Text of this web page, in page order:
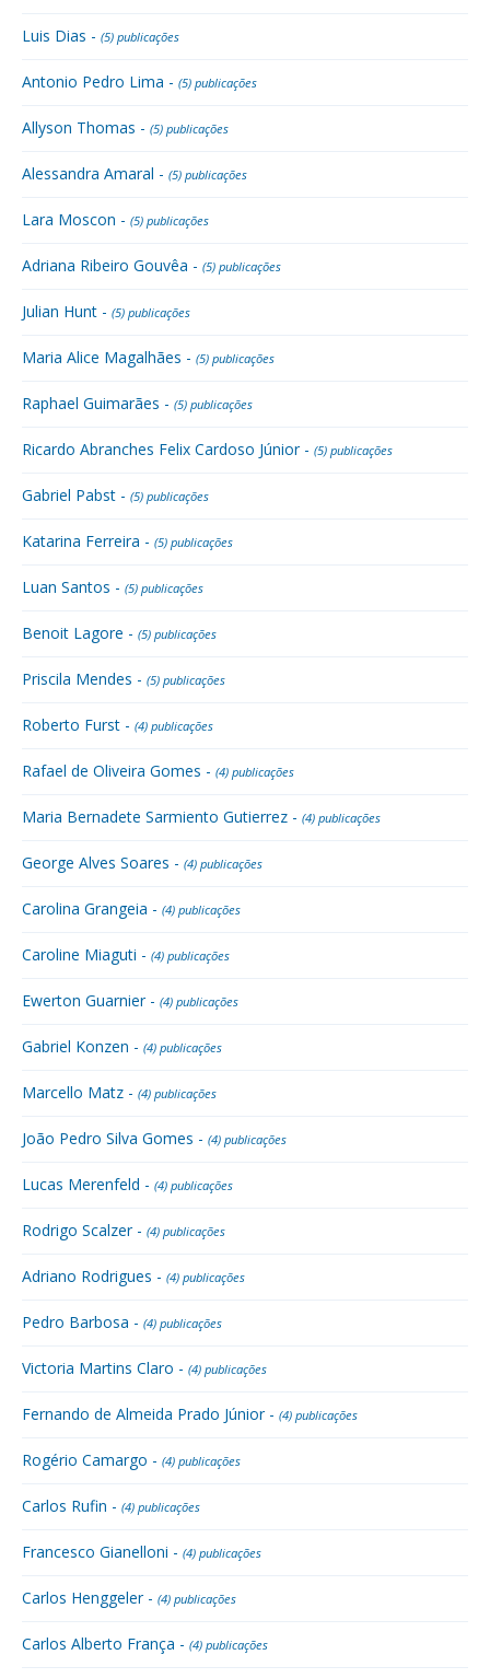
Luis Dias - (5) publicações
Antonio Pedro Lima - (5) publicações
Allyson Thomas - (5) publicações
Alessandra Amaral - (5) publicações
Lara Moscon - (5) publicações
Adriana Ribeiro Gouvêa - (5) publicações
Julian Hunt - (5) publicações
Maria Alice Magalhães - (5) publicações
Raphael Guimarães - (5) publicações
Ricardo Abranches Felix Cardoso Júnior - (5) publicações
Gabriel Pabst - (5) publicações
Katarina Ferreira - (5) publicações
Luan Santos - (5) publicações
Benoit Lagore - (5) publicações
Priscila Mendes - (5) publicações
Roberto Furst - (4) publicações
Rafael de Oliveira Gomes - (4) publicações
Maria Bernadete Sarmiento Gutierrez - (4) publicações
George Alves Soares - (4) publicações
Carolina Grangeia - (4) publicações
Caroline Miaguti - (4) publicações
Ewerton Guarnier - (4) publicações
Gabriel Konzen - (4) publicações
Marcello Matz - (4) publicações
João Pedro Silva Gomes - (4) publicações
Lucas Merenfeld - (4) publicações
Rodrigo Scalzer - (4) publicações
Adriano Rodrigues - (4) publicações
Pedro Barbosa - (4) publicações
Victoria Martins Claro - (4) publicações
Fernando de Almeida Prado Júnior - (4) publicações
Rogério Camargo - (4) publicações
Carlos Rufin - (4) publicações
Francesco Gianelloni - (4) publicações
Carlos Henggeler - (4) publicações
Carlos Alberto França - (4) publicações